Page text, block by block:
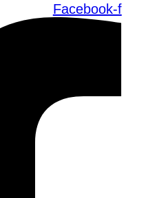
Facebook-f